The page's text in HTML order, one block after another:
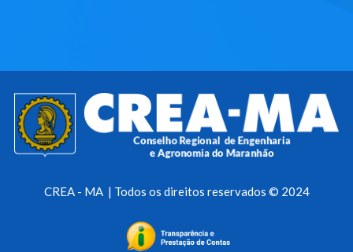
CREA - MA | Todos os direitos reservados © 2024